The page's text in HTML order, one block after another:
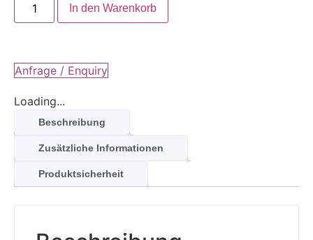
In den Warenkorb
Anfrage / Enquiry
Loading...
Beschreibung
Zusätzliche Informationen
Produktsicherheit